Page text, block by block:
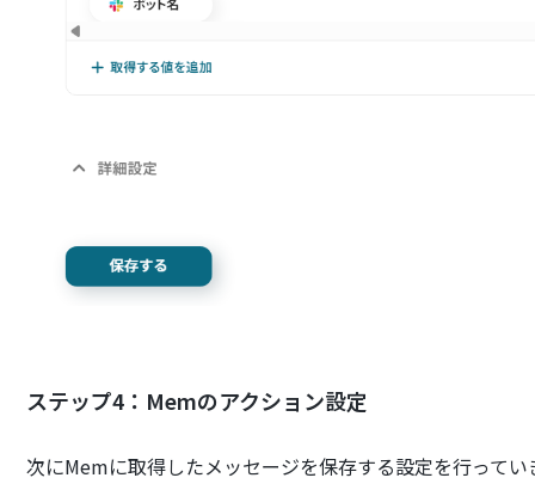
ステップ4：Memのアクション設定
次にMemに取得したメッセージを保存する設定を行って